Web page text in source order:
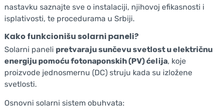
nastavku saznajte sve o instalaciji, njihovoj efikasnosti i
isplativosti, te procedurama u Srbiji.
Kako funkcionišu solarni paneli?
Solarni paneli pretvaraju sunčevu svetlost u električnu
energiju pomoću fotonaponskih (PV) ćelija, koje
proizvode jednosmernu (DC) struju kada su izložene
svetlosti.
Osnovni solarni sistem obuhvata: